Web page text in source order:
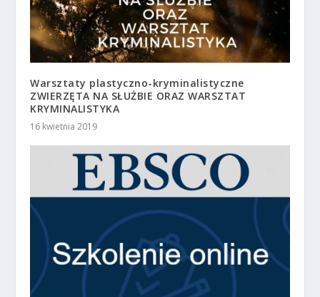
Warsztaty plastyczno-kryminalistyczne
ZWIERZĘTA NA SŁUŻBIE ORAZ WARSZTAT
KRYMINALISTYKA
16 kwietnia 2019